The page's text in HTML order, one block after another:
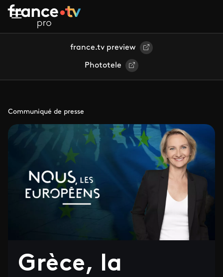
Aller au contenu principal
france.tv preview
Phototele
Communiqué de presse
Grèce, la